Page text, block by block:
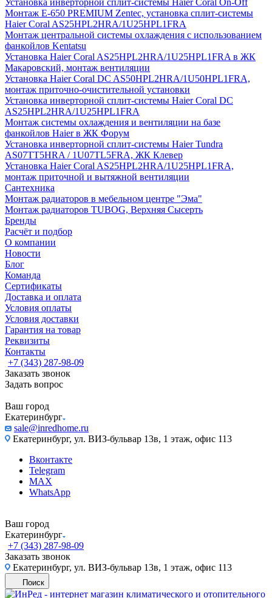
Установка инверторной сплит-системы Haier Coral On-Off
Монтаж E-650 PREMIUM Zentec, установка сплит-системы
Haier Coral AS25HPL2HRA/1U25HPL1FRA
Монтаж центральной системы охлаждения с использованием
фанкойлов Kentatsu
Установка Haier Coral AS25HPL2HRA/1U25HPL1FRA в ЖК
Макаровский, монтаж вентиляции
Установка Haier Coral DC AS50HPL2HRA/1U50HPL1FRA,
монтаж приточно-очистительной установки
Установка инверторной сплит-системы Haier Coral DC
AS25HPL2HRA/1U25HPL1FRA
Монтаж системы охлаждения и вентиляции на базе
фанкойлов Haier в ЖК Форум
Установка инверторной сплит-системы Haier Tundra
AS07TT5HRA / 1U07TL5FRA, ЖК Клевер
Установка Haier Coral AS25HPL2HRA/1U25HPL1FRA,
монтаж приточной и вытяжной вентиляции
Сантехника
Монтаж радиаторов в мебельном центре "Эма"
Монтаж радиаторов TUBOG, Верхняя Сысерть
Бренды
Расчёт и подбор
О компании
Новости
Блог
Команда
Сертификаты
Доставка и оплата
Условия оплаты
Условия доставки
Гарантия на товар
Реквизиты
Контакты
+7 (343) 287-98-09
Заказать звонок
Задать вопрос
Ваш город
Екатеринбург
sale@inredhome.ru
Екатеринбург, ул. ВИЗ-бульвар 13в, 1 этаж, офис 113
Вконтакте
Telegram
MAX
WhatsApp
Ваш город
Екатеринбург
+7 (343) 287-98-09
Заказать звонок
Екатеринбург, ул. ВИЗ-бульвар 13в, 1 этаж, офис 113
Поиск